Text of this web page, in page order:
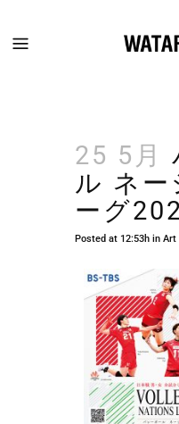
25 5月
ル ネー
ーグ
Posted at 12:53h in Art